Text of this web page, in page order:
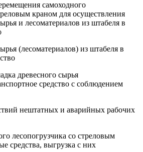
самоходного
краном для осуществления
и лесоматериалов из штабеля в
(лесоматериалов) из штабеля в
древесного сырья
средство с соблюдением
нештатных и аварийных рабочих
лесопогрузчика со стреловым
средства, выгрузка с них